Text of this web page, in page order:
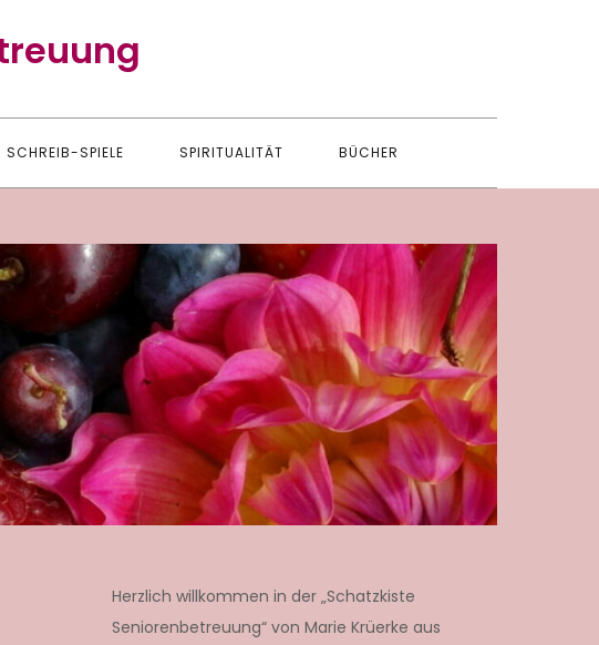
SCHREIB-SPIELE SPIRITUALITÄT BÜCHER
Herzlich willkommen in der „Schatzkiste
Seniorenbetreuung“ von Marie Krüerke aus